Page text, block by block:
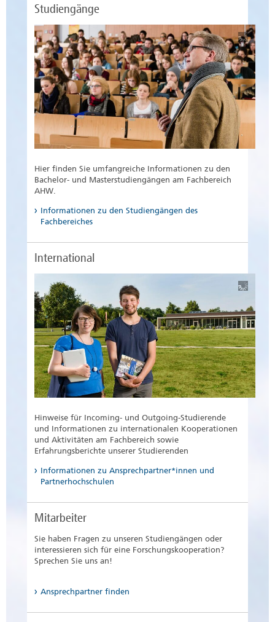
Studiengänge
Hier finden Sie umfangreiche Informationen zu den
Bachelor- und Masterstudiengängen am Fachbereich
AHW.
Informationen zu den Studiengängen des
Fachbereiches
International
Hinweise für Incoming- und Outgoing-Studierende
und Informationen zu internationalen Kooperationen
und Aktivitäten am Fachbereich sowie
Erfahrungsberichte unserer Studierenden
Informationen zu Ansprechpartner*innen und
Partnerhochschulen
Mitarbeiter
Sie haben Fragen zu unseren Studiengängen oder
interessieren sich für eine Forschungskooperation?
Sprechen Sie uns an!
Ansprechpartner finden